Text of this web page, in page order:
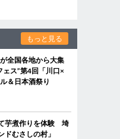
もっと見る
全国各地から大集
ス”第4回「川口×
＆日本酒祭り
芋煮作りを体験 埼
むさしの村」